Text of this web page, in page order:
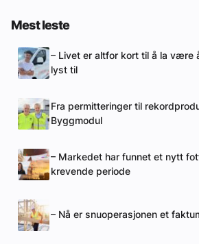
Mest leste
– Livet er altfor kort til å la være
lyst til
Fra permitteringer til
Byggmodul
– Markedet har funnet et nytt
krevende periode
– Nå er snuoperasjonen et